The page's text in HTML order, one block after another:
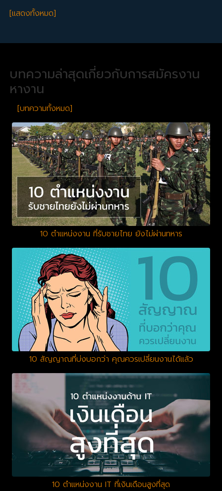
[แสดงทั้งหมด]
บทความล่าสุดเกี่ยวกับการสมัครงาน
หางาน
[บทความทั้งหมด]
10 ตำแหน่งงาน ที่รับชายไทย ยังไม่ผ่านทหาร
10 สัญญาณที่บ่งบอกว่า คุณควรเปลี่ยนงานได้แล้ว
10 ตำแหน่งงาน IT ที่เงินเดือนสูงที่สุด